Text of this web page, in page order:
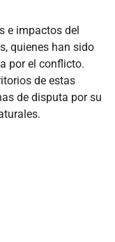
e impactos del
quienes han sido
por el conflicto.
de estas
de disputa por su